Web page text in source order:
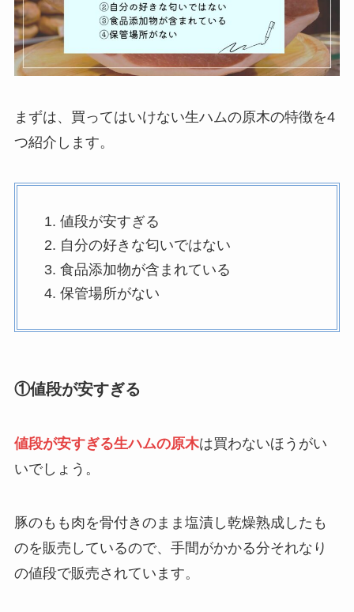
買ってはいけない折りたたみ自転車はあ
る？壊れやすいメーカーや特徴を紹介！
らけで危険なメーカーはどれ？おすすめ商
トマトジュースを買ってはいけない理由
ットも紹介！
豆柴を飼ってはいけない理由は？デメリッ
紹介！
を紹介！
買ってはいけないミネラルウォーターの特
徴は？危険で体に悪いメーカーや正しい選
絶対に買ってはいけない4Kテレビはど
れ？壊れやすいメーカーや特徴は？後悔し
ないための選び方・おすすめを紹介！
まずは、買ってはいけない生ハムの原木の特徴を4
つ紹介します。
値段が安すぎる
自分の好きな匂いではない
食品添加物が含まれている
保管場所がない
①値段が安すぎる
値段が安すぎる生ハムの原木は買わないほうがい
いでしょう。
豚のもも肉を骨付きのまま塩漬し乾燥熟成したも
のを販売しているので、手間がかかる分それなり
の値段で販売されています。